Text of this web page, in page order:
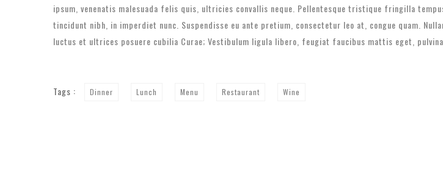
ipsum, venenatis malesuada felis quis, ultricies convallis neque. Pellentesque tristique fringilla
tincidunt nibh, in imperdiet nunc. Suspendisse eu ante pretium, consectetur leo at, congue quam.
luctus et ultrices posuere cubilia Curae; Vestibulum ligula libero, feugiat faucibus mattis eget,
Tags : Dinner Lunch Menu Restaurant Wine